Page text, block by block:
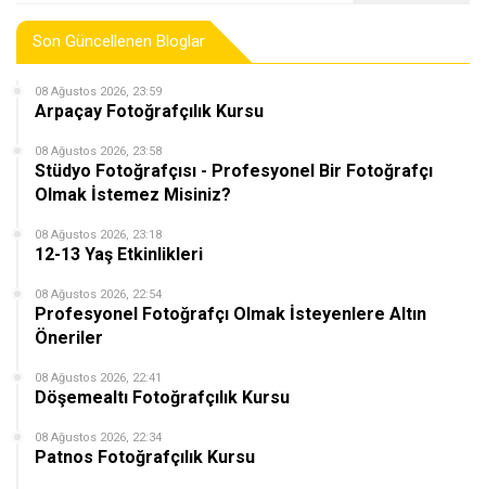
Son Güncellenen Bloglar
08 Ağustos 2026, 23:59
Arpaçay Fotoğrafçılık Kursu
08 Ağustos 2026, 23:58
Stüdyo Fotoğrafçısı - Profesyonel Bir Fotoğrafçı
Olmak İstemez Misiniz?
08 Ağustos 2026, 23:18
12-13 Yaş Etkinlikleri
08 Ağustos 2026, 22:54
Profesyonel Fotoğrafçı Olmak İsteyenlere Altın
Öneriler
08 Ağustos 2026, 22:41
Döşemealtı Fotoğrafçılık Kursu
08 Ağustos 2026, 22:34
Patnos Fotoğrafçılık Kursu